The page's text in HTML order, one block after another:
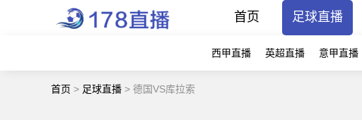
首页 足球直播
西甲直播 英超直播 意甲直播
首页 > 足球直播 > 德国VS库拉索